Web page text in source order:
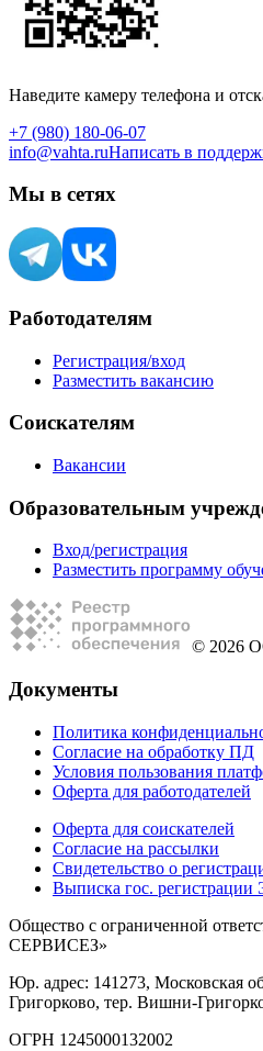
Наведите камеру телефона и
+7 (980) 180-06-07
info@vahta.ruНаписать в
Мы в сетях
Работодателям
Регистрация/вход
Разместить вакансию
Соискателям
Вакансии
Образовательным
Вход/регистрация
Разместить программу
© 2026
Документы
Политика
Согласие на обработку ПД
Условия пользования
Оферта для работодателей
Оферта для соискателей
Согласие на рассылки
Свидетельство о
Выписка гос.
Общество с ограниченной
СЕРВИСЕЗ»
Юр. адрес: 141273, Московская
Григорково, тер. Вишни-
ОГРН 1245000132002